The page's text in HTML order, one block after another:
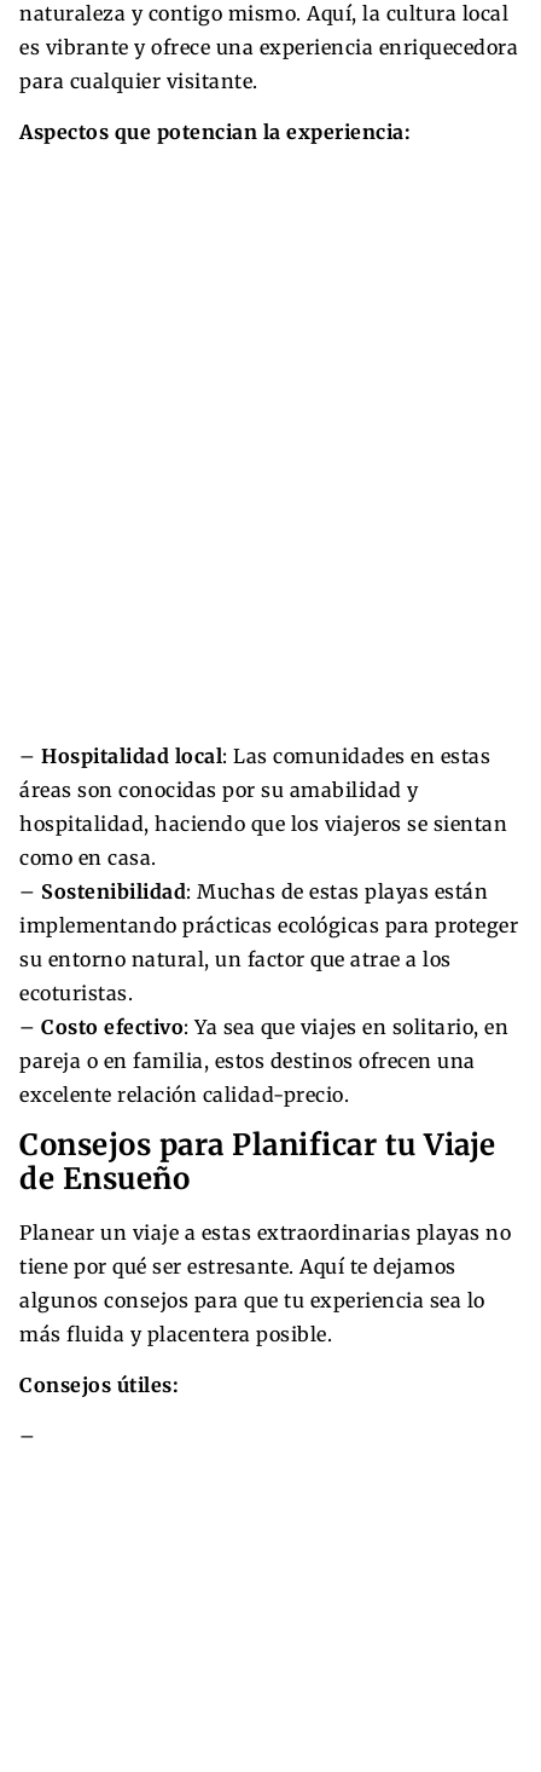
naturaleza y contigo mismo. Aquí, la cultura local
es vibrante y ofrece una experiencia enriquecedora
para cualquier visitante.
Aspectos que potencian la experiencia:
– Hospitalidad local: Las comunidades en estas
áreas son conocidas por su amabilidad y
hospitalidad, haciendo que los viajeros se sientan
como en casa.
– Sostenibilidad: Muchas de estas playas están
implementando prácticas ecológicas para proteger
su entorno natural, un factor que atrae a los
ecoturistas.
– Costo efectivo: Ya sea que viajes en solitario, en
pareja o en familia, estos destinos ofrecen una
excelente relación calidad-precio.
Consejos para Planificar tu Viaje
de Ensueño
Planear un viaje a estas extraordinarias playas no
tiene por qué ser estresante. Aquí te dejamos
algunos consejos para que tu experiencia sea lo
más fluida y placentera posible.
Consejos útiles:
–